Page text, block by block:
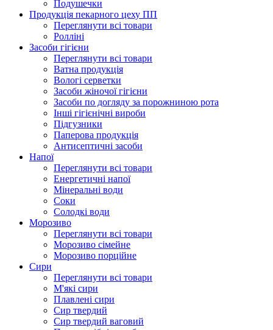
Подушечки
Продукцiя пекарного цеху ПП
Переглянути всі товари
Ролліні
Засоби гігієни
Переглянути всі товари
Ватна продукція
Вологi серветки
Засоби жіночої гігієни
Засоби по догляду за порожниною рота
Інші гігієнічні вироби
Підгузники
Паперова продукція
Антисептичні засоби
Напої
Переглянути всі товари
Енергетичні напої
Мінеральні води
Соки
Солодкі води
Морозиво
Переглянути всі товари
Морозиво сімейне
Морозиво порційне
Сири
Переглянути всі товари
М'які сири
Плавлені сири
Сир твердий
Сир твердий ваговий